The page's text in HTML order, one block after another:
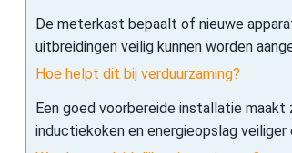
De meterkast bepaalt of nieuwe
uitbreidingen veilig kunnen worden
Hoe helpt dit bij verduurzaming?
Een goed voorbereide installatie maakt
inductiekoken en energieopslag veiliger